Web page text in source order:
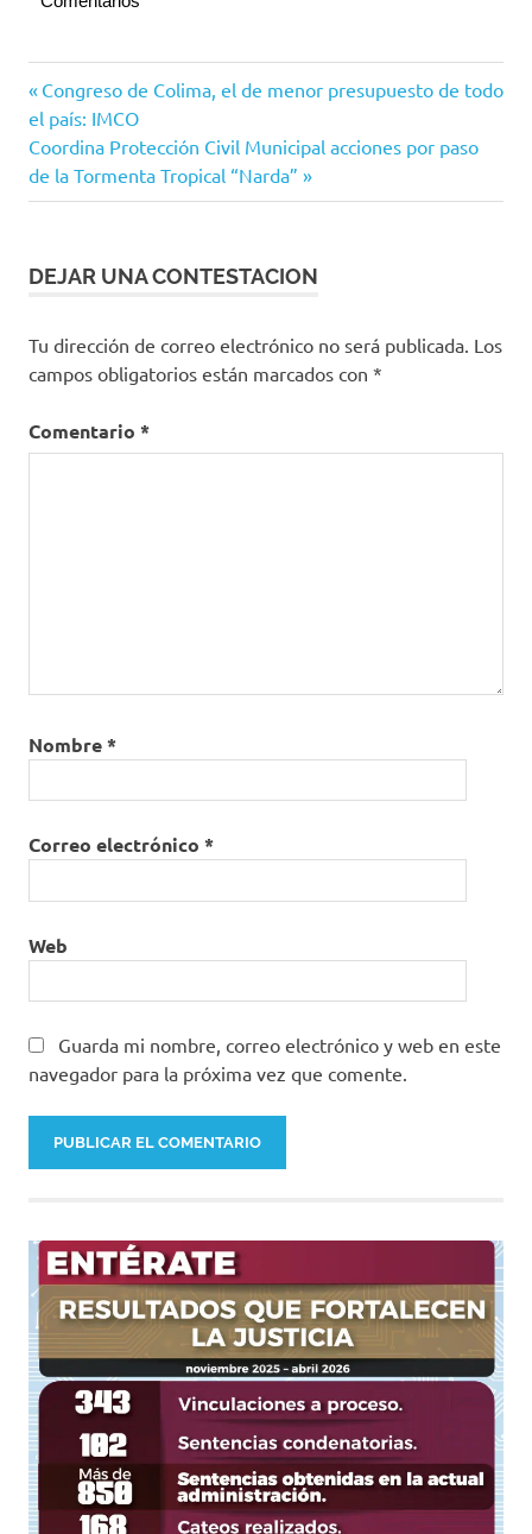
Protección
Civil
Navegación
de
entradas
Entrada
anterior:
Congreso de Colima, el de menor presupuesto de todo
el país: IMCO
Siguiente
entrada:
Coordina Protección Civil Municipal acciones por paso
de la Tormenta Tropical “Narda”
DEJAR UNA CONTESTACION
Tu dirección de correo electrónico no será publicada. Los
campos obligatorios están marcados con *
Comentario *
Nombre*
Correo electrónico *
Web
Guarda mi nombre, correo electrónico y web en este
navegador para la próxima vez que comente.